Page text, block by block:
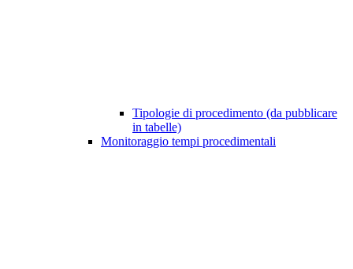
Tipologie di procedimento (da pubblicare
in tabelle)
Monitoraggio tempi procedimentali